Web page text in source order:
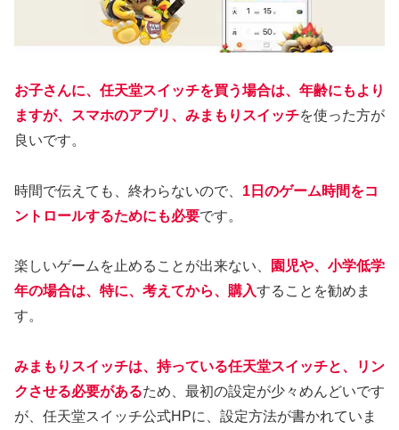
お子さんに、任天堂スイッチを買う場合は、年齢にもより
ますが、スマホのアプリ、みまもりスイッチを使った方が
良いです。
時間で伝えても、終わらないので、 1日のゲーム時間をコ
ントロールするためにも必要です。
楽しいゲームを止めることが出来ない、
園児や、小学低学
年の場合は、特に、考えてから、購入することを勧めま
す。
みまもりスイッチは、持っている任天堂スイッチと、リン
クさせる必要があるため、最初の設定が少々めんどいです
が、任天堂スイッチ公式HPに、設定方法が書かれていま